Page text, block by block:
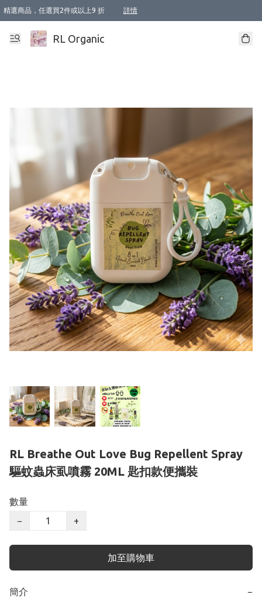
精選商品，任選買2件或以上9 折 詳情
XI周年優惠【新品自由選2件88折/3件85折】
XI周年優惠【Chakra 脈輪平衡自由選2件9折/3件85折/5件8折】
Florame 肌底自由選 2支9折 3支85折
XI周年優惠【蟲蟲退散 · 防衛結界﹞系列2件9折】
Sunki 任選2件95折
BIOFFICINA TOSCANA 任選2支9折 3支85折
Lamav 任選1件9折 2件85折
Mukti Organics 指定產品任選1件9折, 2件88折 3件85折
Intelligent Nutrients Skincare 任選2件9折
deodorant 任選2件88折
化妝品 任選2件95折
XI周年優惠【身心靈單品 任選2件9折/3件85折/5件8折】
XI周年優惠 【精油/香水 任選2件9折/3件85折/5件8折】
XI周年優惠【「關節到肌膚」全效養護 BODY OIL 組2件88折/3件85折】
XI周年優惠【夏日有機物理防曬套裝2件88折】
XI周年優惠【夏日潔面隨意選2件88折/3件85折】
XI周年優惠【逆齡奇蹟抗氧 11 自由選2件88折/3件85折/4件或以上8折】
新會員首次購物即享全單 95 折優惠！
成為VIP / VVIP 可享有生日月現金扣減獎賞優惠 !! 記得去賬户資料填上生日日期啦 !
選用順豐速運，滿$500 免運費
本地速遞 京東 送住宅/ 工商地址 $400 免運費
澳門訂單選用順豐速運，滿$800 免運費
RL Organic
RL Breathe Out Love Bug Repellent Spray
驅蚊蟲床虱噴霧 20ML 匙扣款便攜裝
數量
−
+
加至購物車
簡介 −